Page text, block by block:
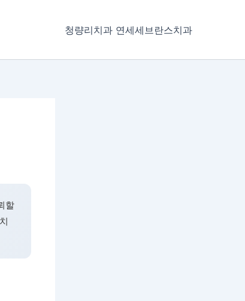
청량리치과 연세세브란스치과
할